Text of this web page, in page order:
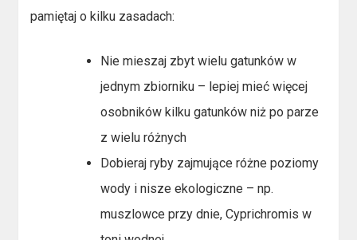
pamiętaj o kilku zasadach:
Nie mieszaj zbyt wielu gatunków w
jednym zbiorniku – lepiej mieć więcej
osobników kilku gatunków niż po parze
z wielu różnych
Dobieraj ryby zajmujące różne poziomy
wody i nisze ekologiczne – np.
muszlowce przy dnie, Cyprichromis w